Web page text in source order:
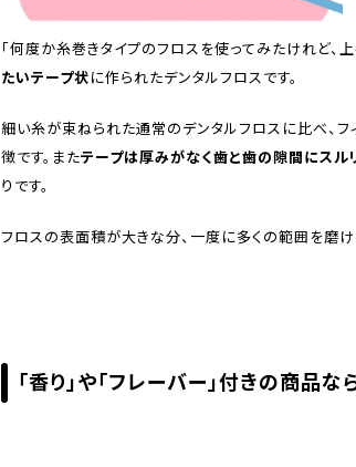
「何度か糸巻きタイプのフロスを使ってみたけれど、
たいテープ状に作られたデンタルフロスです。
細い糸が束ねられた通常のデンタルフロスに比べ、
徴です。またテープは厚みがなく歯と歯の隙間にスル
りです。
フロスの表面積が大きな分、一度に多くの範囲を磨け
「香り」や「フレーバー」付きの商